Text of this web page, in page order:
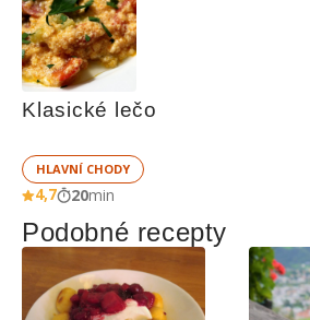
Klasické lečo
HLAVNÍ CHODY
4,7 20min
Podobné recepty